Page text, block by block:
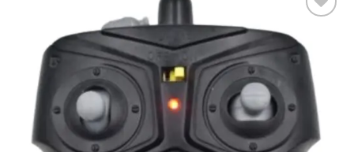
lista de
deseos